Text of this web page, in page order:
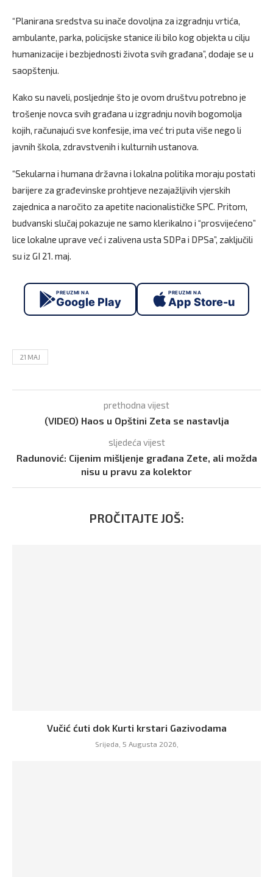
“Planirana sredstva su inače dovoljna za izgradnju vrtića,
ambulante, parka, policijske stanice ili bilo kog objekta u cilju
humanizacije i bezbjednosti života svih građana”, dodaje se u
saopštenju.
Kako su naveli, posljednje što je ovom društvu potrebno je
trošenje novca svih građana u izgradnju novih bogomolja
kojih, računajući sve konfesije, ima već tri puta više nego li
javnih škola, zdravstvenih i kulturnih ustanova.
“Sekularna i humana državna i lokalna politika moraju postati
barijere za građevinske prohtjeve nezajažljivih vjerskih
zajednica a naročito za apetite nacionalističke SPC. Pritom,
budvanski slučaj pokazuje ne samo klerikalno i “prosvijećeno”
lice lokalne uprave već i zalivena usta SDPa i DPSa”, zaključili
su iz GI 21. maj.
PREUZMI NA
Google Play
PREUZMI NA
App Store-u
21 MAJ
prethodna vijest
(VIDEO) Haos u Opštini Zeta se nastavlja
sljedeća vijest
Radunović: Cijenim mišljenje građana Zete, ali možda
nisu u pravu za kolektor
PROČITAJTE JOŠ:
Vučić ćuti dok Kurti krstari Gazivodama
Srijeda, 5 Augusta 2026,